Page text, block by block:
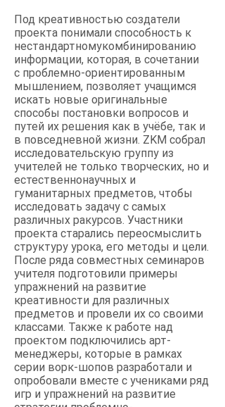
Под креативностью создатели
проекта понимали способность к
нестандартномукомбинированию
информации, которая, в сочетании
с проблемно-ориентированным
мышлением, позволяет учащимся
искать новые оригинальные
способы постановки вопросов и
путей их решения как в учёбе, так и
в повседневной жизни. ZKM собрал
исследовательскую группу из
учителей не только творческих, но и
естественнонаучных и
гуманитарных предметов, чтобы
исследовать задачу с самых
различных ракурсов. Участники
проекта старались переосмыслить
структуру урока, его методы и цели.
После ряда совместных семинаров
учителя подготовили примеры
упражнений на развитие
креативности для различных
предметов и провели их со своими
классами. Также к работе над
проектом подключились арт-
менеджеры, которые в рамках
серии ворк-шопов разработали и
опробовали вместе с учениками ряд
игр и упражнений на развитие